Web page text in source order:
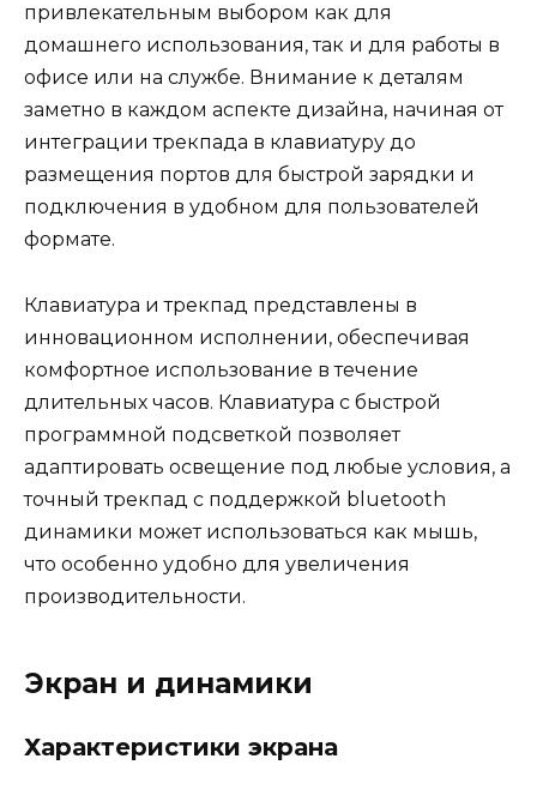
привлекательным выбором как для
домашнего использования, так и для работы в
офисе или на службе. Внимание к деталям
заметно в каждом аспекте дизайна, начиная от
интеграции трекпада в клавиатуру до
размещения портов для быстрой зарядки и
подключения в удобном для пользователей
формате.
Клавиатура и трекпад представлены в
инновационном исполнении, обеспечивая
комфортное использование в течение
длительных часов. Клавиатура с быстрой
программной подсветкой позволяет
адаптировать освещение под любые условия, а
точный трекпад с поддержкой bluetooth
динамики может использоваться как мышь,
что особенно удобно для увеличения
производительности.
Экран и динамики
Характеристики экрана